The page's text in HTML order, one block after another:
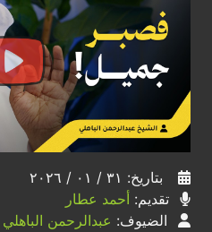
بتاريخ: ٣١ / ٠١ / ٢٠٢٦
تقديم: أحمد عطار
الضيوف: عبدالرحمن الباهلي